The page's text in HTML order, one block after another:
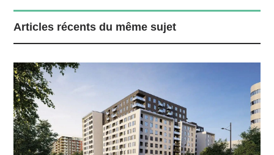
Articles récents du même sujet